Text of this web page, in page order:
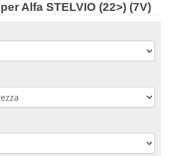
Alfa STELVIO (22>) (7V)